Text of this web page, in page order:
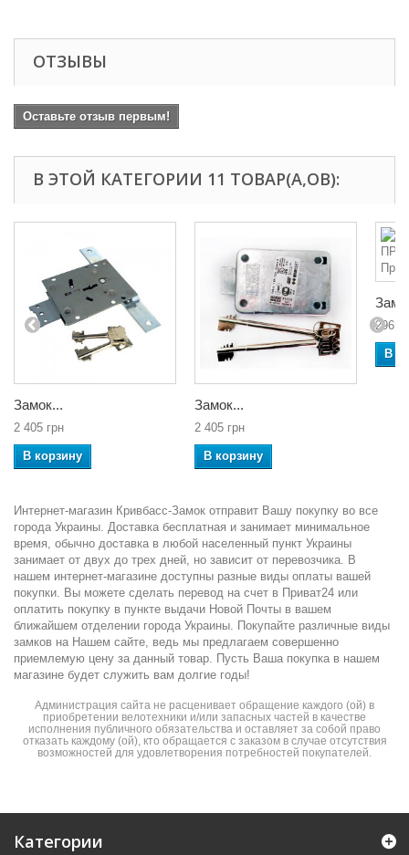
ОТЗЫВЫ
Оставьте отзыв первым!
В ЭТОЙ КАТЕГОРИИ 11 ТОВАР(А,ОВ):
Замок...
2 405 грн
В корзину
Замок...
2 405 грн
В корзину
296
В
Интернет-магазин Кривбасс-Замок отправит Вашу покупку во все
города Украины. Доставка бесплатная и занимает минимальное
время, обычно доставка в любой населенный пункт Украины
занимает от двух до трех дней, но зависит от перевозчика. В
нашем интернет-магазине доступны разные виды оплаты вашей
покупки. Вы можете сделать перевод на счет в Приват24 или
оплатить покупку в пункте выдачи Новой Почты в вашем
ближайшем отделении города Украины. Покупайте различные виды
замков на Нашем сайте, ведь мы предлагаем совершенно
приемлемую цену за данный товар. Пусть Ваша покупка в нашем
магазине будет служить вам долгие годы!
Администрация сайта не расценивает обращение каждого (ой) в
приобретении велотехники и/или запасных частей в качестве
исполнения публичного обязательства и оставляет за собой право
отказать каждому (ой), кто обращается с заказом в случае отсутствия
возможностей для удовлетворения потребностей покупателей.
Категории